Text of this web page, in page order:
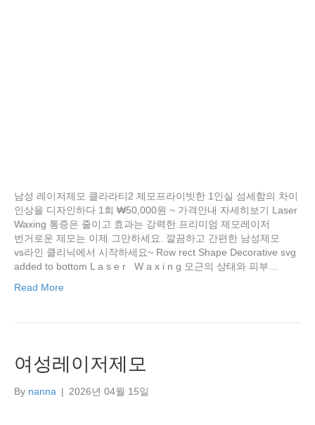
남성 레이저제모 클라라티2 제모프라이빗한 1인실 섬세함의 차이
인상을 디자인하다 1회 ₩50,000원 ~ 가격안내 자세히보기 Laser
Waxing 통증은 줄이고 효과는 강력한 프리미엄 제모레이저
번거로운 제모는 이제 그만하세요. 깔끔하고 간편한 남성제모
vs라인 클리닉에서 시작하세요~ Row rect Shape Decorative svg
added to bottom L a s e r W a x i n g 모근의 상태와 피부…
Read More
여성레이저제모
By nanna | 2026년 04월 15일